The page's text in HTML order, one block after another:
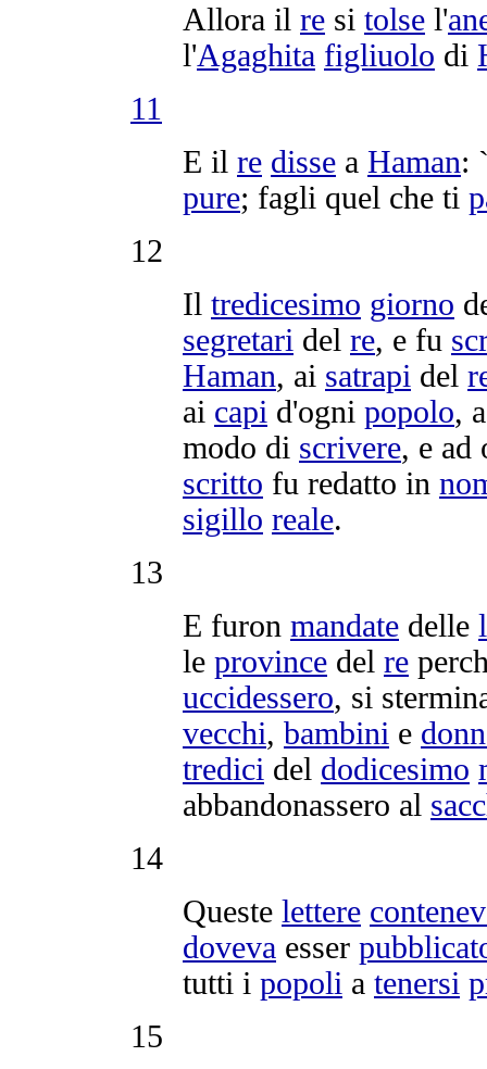
Allora il re si tolse l'
l'Agaghita figliuolo di
11
E il re disse a Haman:
pure; fagli quel che ti
12
Il tredicesimo giorno
segretari del re, e fu
Haman, ai satrapi del
ai capi d'ogni popolo,
modo di scrivere, e
scritto fu redatto in
sigillo reale.
13
E furon mandate delle
le province del re
uccidessero, si
vecchi, bambini e
tredici del dodicesimo
abbandonassero al
14
Queste lettere
doveva esser
tutti i popoli a tenersi
15